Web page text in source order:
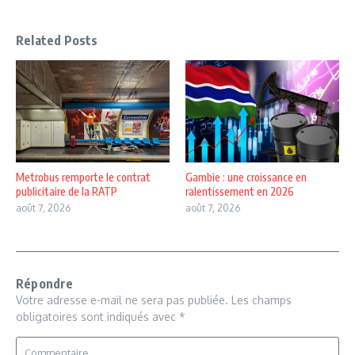
Related Posts
Metrobus remporte le contrat
publicitaire de la RATP
août 7, 2026
Gambie : une croissance en
ralentissement en 2026
août 7, 2026
Répondre
Votre adresse e-mail ne sera pas publiée. Les champs
obligatoires sont indiqués avec *